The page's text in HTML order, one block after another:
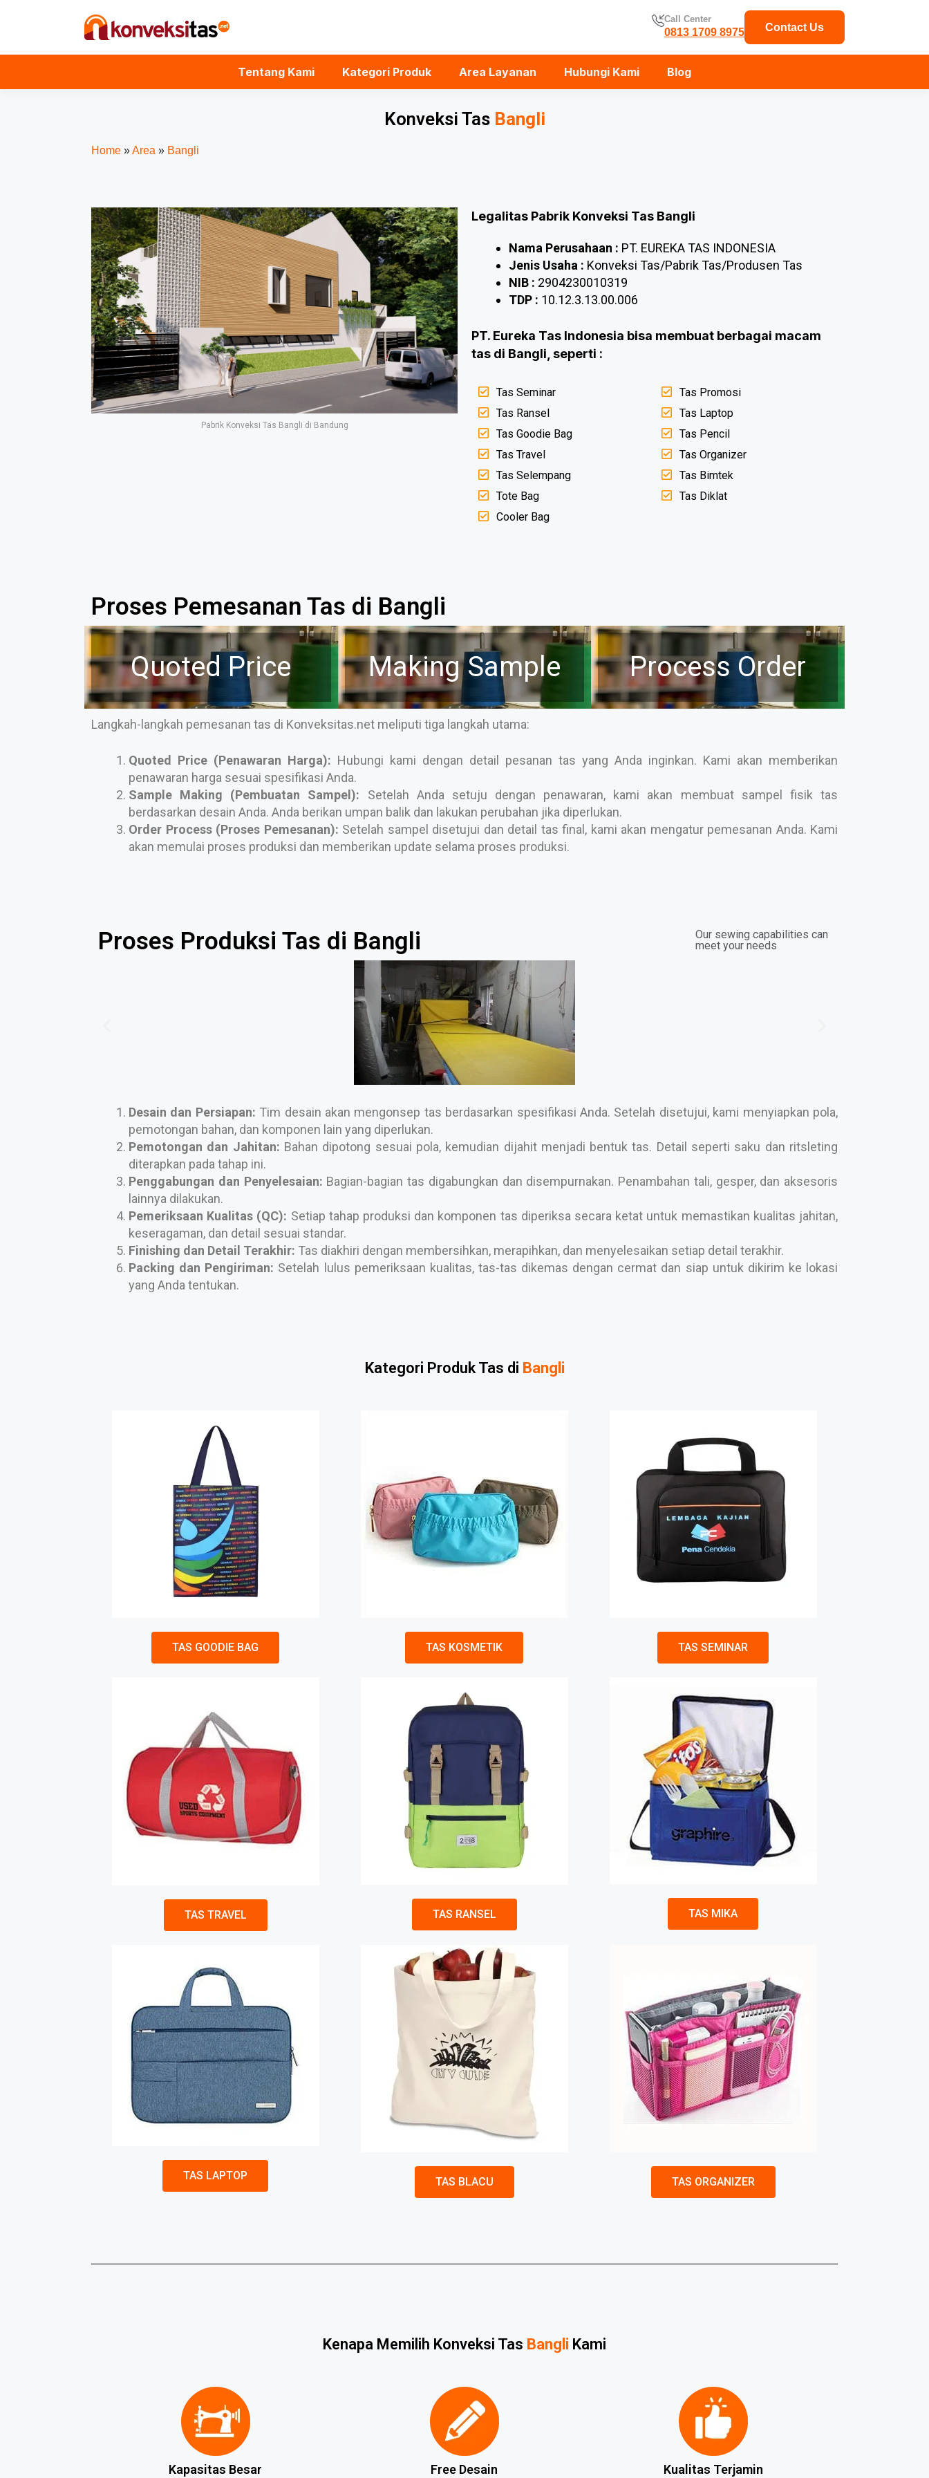
Call Center
0813 1709 8975 Contact Us
Tentang Kami Kategori Produk Area Layanan Hubungi Kami Blog
Konveksi Tas Bangli
Home »Area » Bangli
Pabrik Konveksi Tas Bangli di Bandung
Legalitas Pabrik Konveksi Tas Bangli
Nama Perusahaan : PT. EUREKA TAS INDONESIA
Jenis Usaha : Konveksi Tas/Pabrik Tas/Produsen Tas
NIB : 2904230010319
TDP : 10.12.3.13.00.006
PT. Eureka Tas Indonesia bisa membuat berbagai macam
tas di Bangli, seperti :
Tas Seminar
Tas Ransel
Tas Goodie Bag
Tas Travel
Tas Selempang
Tote Bag
Cooler Bag
Tas Promosi
Tas Laptop
Tas Pencil
Tas Organizer
Tas Bimtek
Tas Diklat
Proses Pemesanan Tas di Bangli
Quoted Price Making Sample Process Order
Langkah-langkah pemesanan tas di Konveksitas.net meliputi tiga langkah utama:
Quoted Price (Penawaran Harga): Hubungi kami dengan detail pesanan tas yang Anda inginkan. Kami akan memberikan
penawaran harga sesuai spesifikasi Anda.
Sample Making (Pembuatan Sampel): Setelah Anda setuju dengan penawaran, kami akan membuat sampel fisik tas
berdasarkan desain Anda. Anda berikan umpan balik dan lakukan perubahan jika diperlukan.
Order Process (Proses Pemesanan): Setelah sampel disetujui dan detail tas final, kami akan mengatur pemesanan Anda. Kami
akan memulai proses produksi dan memberikan update selama proses produksi.
Proses Produksi Tas di Bangli
Our sewing capabilities can
meet your needs
Desain dan Persiapan: Tim desain akan mengonsep tas berdasarkan spesifikasi Anda. Setelah disetujui, kami menyiapkan pola,
pemotongan bahan, dan komponen lain yang diperlukan.
Pemotongan dan Jahitan: Bahan dipotong sesuai pola, kemudian dijahit menjadi bentuk tas. Detail seperti saku dan ritsleting
diterapkan pada tahap ini.
Penggabungan dan Penyelesaian: Bagian-bagian tas digabungkan dan disempurnakan. Penambahan tali, gesper, dan aksesoris
lainnya dilakukan.
Pemeriksaan Kualitas (QC): Setiap tahap produksi dan komponen tas diperiksa secara ketat untuk memastikan kualitas jahitan,
keseragaman, dan detail sesuai standar.
Finishing dan Detail Terakhir: Tas diakhiri dengan membersihkan, merapihkan, dan menyelesaikan setiap detail terakhir.
Packing dan Pengiriman: Setelah lulus pemeriksaan kualitas, tas-tas dikemas dengan cermat dan siap untuk dikirim ke lokasi
yang Anda tentukan.
Kategori Produk Tas di Bangli
TAS GOODIE BAG TAS KOSMETIK TAS SEMINAR
TAS TRAVEL TAS RANSEL TAS MIKA
TAS LAPTOP TAS BLACU TAS ORGANIZER
Kenapa Memilih Konveksi Tas Bangli Kami
Kapasitas Besar Free Desain Kualitas Terjamin